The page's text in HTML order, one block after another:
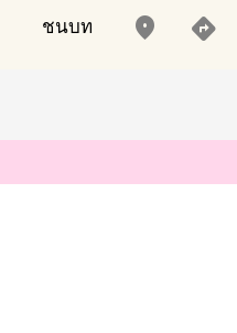
ชนบท place directions